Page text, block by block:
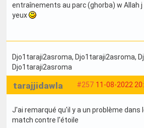
entraînements au parc (ghorba) w Allah
yeux
Djo1taraji2asroma, Djo1taraji2asroma,
Djo1taraji2asroma
#257 11-08-2022
tarajjidawla
J'ai remarqué qu'il y a un problème dans
match contre l'étoile